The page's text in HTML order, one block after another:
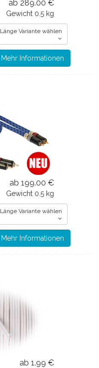
ab 289.00 €
Gewicht 0.5 kg
Länge Variante wählen
Mehr Informationen
ab 199.00 €
Gewicht 0.5 kg
Länge Variante wählen
Mehr Informationen
ab 1.99 €